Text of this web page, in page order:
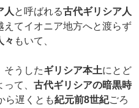
人 と呼ばれる古代ギリシア人
てイオニア地方へと渡らず
々 もいて、
そうしたギリシア本土にとど
って、古代ギリシアの暗黒時
ら遅くとも紀元前8世紀ごろ